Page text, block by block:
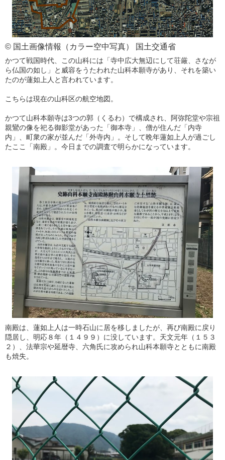
© 国土画像情報（カラー空中写真） 国土交通省
かつて戦国時代、この山科には「寺中広大無辺にして荘厳、さなが
ら仏国の如し」と威容をうたわれた山科本願寺があり、それを築い
たのが蓮如上人と言われています。
こちらは現在の山科区の航空地図。
かつて山科本願寺は3つの郭（くるわ）で構成され、阿弥陀堂や宗祖
親鸞の像を祀る御影堂があった「御本寺」、僧が住んだ「内寺
内」、町衆の家が並んだ「外寺内」。そして晩年蓮如上人が過ごし
たここ「南殿」。今日までの調査で明らかになっています。
南殿は、蓮如上人は一時石山に居を移しましたが、再び南殿に戻り
隠居し、明応８年（１４９９）に没しています。天文元年（１５３
２）、法華宗や延暦寺、六角氏に攻められ山科本願寺とともに南殿
も焼失。